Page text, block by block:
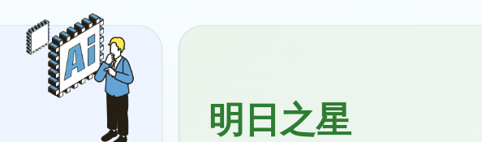
明日之星